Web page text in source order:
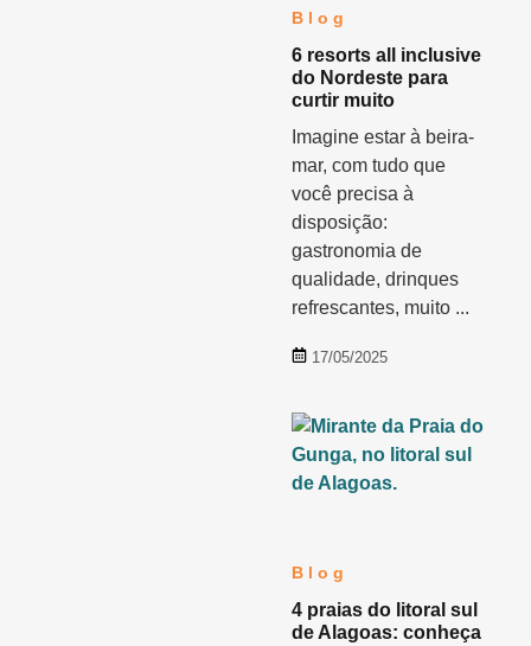
Blog
6 resorts all inclusive
do Nordeste para
curtir muito
Imagine estar à beira-
mar, com tudo que
você precisa à
disposição:
gastronomia de
qualidade, drinques
refrescantes, muito ...
17/05/2025
Blog
4 praias do litoral sul
de Alagoas: conheça